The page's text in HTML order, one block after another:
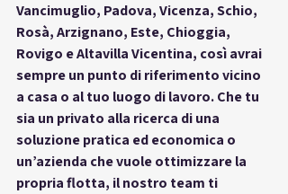
Vancimuglio, Padova, Vicenza, Schio,
Rosà, Arzignano, Este, Chioggia,
Rovigo e Altavilla Vicentina, così avrai
sempre un punto di riferimento vicino
a casa o al tuo luogo di lavoro. Che tu
sia un privato alla ricerca di una
soluzione pratica ed economica o
un’azienda che vuole ottimizzare la
propria flotta, il nostro team ti